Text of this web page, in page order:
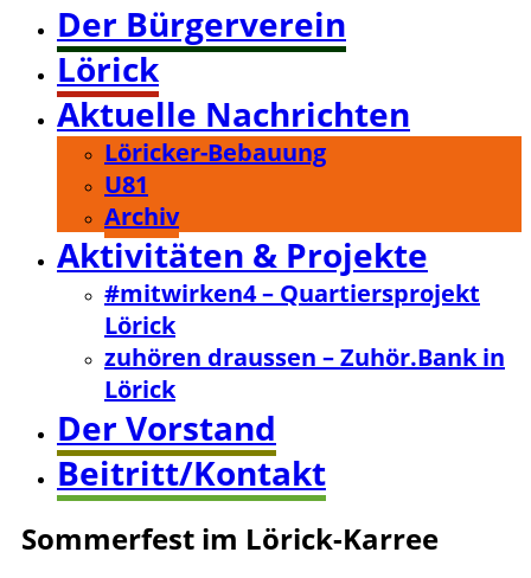
Der Bürgerverein
Lörick
Aktuelle Nachrichten
Löricker-Bebauung
U81
Archiv
Aktivitäten & Projekte
#mitwirken4 – Quartiersprojekt
Lörick
zuhören draussen – Zuhör.Bank in
Lörick
Der Vorstand
Beitritt/Kontakt
Sommerfest im Lörick-Karree